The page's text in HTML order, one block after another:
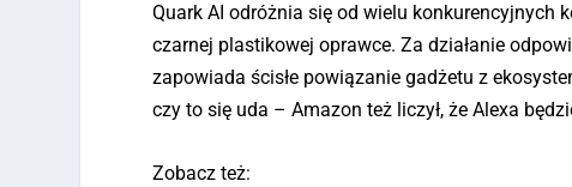
Quark AI odróżnia się od wielu
czarnej plastikowej oprawce. Za działanie
zapowiada ścisłe powiązanie gadżetu z
czy to się uda – Amazon też liczył, że Alexa
Zobacz też: